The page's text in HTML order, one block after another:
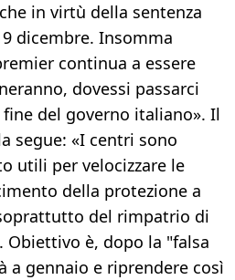
in virtù della sentenza
dicembre. Insomma
continua a essere
dovessi passarci
del governo italiano». Il
segue: «I centri sono
utili per velocizzare le
della protezione a
del rimpatrio di
è, dopo la "falsa
a gennaio e riprendere così